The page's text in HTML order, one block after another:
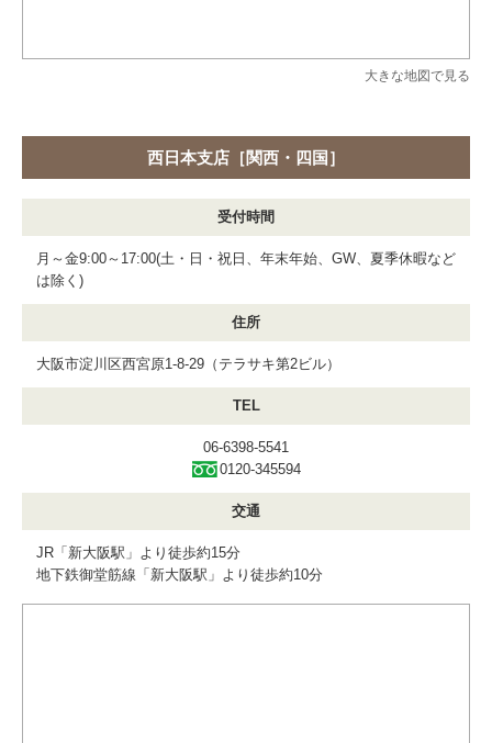
大きな地図で見る
西日本支店［関西・四国］
受付時間
月～金9:00～17:00(土・日・祝日、年末年始、GW、夏季休暇など
は除く)
住所
大阪市淀川区西宮原1-8-29（テラサキ第2ビル）
TEL
06-6398-5541
0120-345594
交通
JR「新大阪駅」より徒歩約15分
地下鉄御堂筋線「新大阪駅」より徒歩約10分